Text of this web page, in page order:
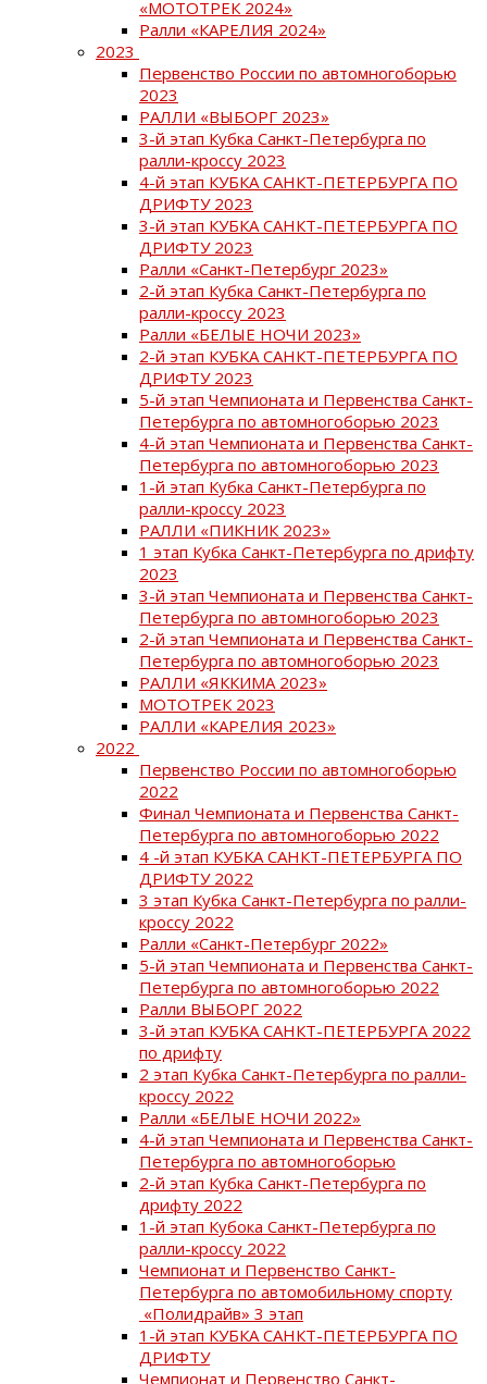
«МОТОТРЕК 2024»
Ралли «КАРЕЛИЯ 2024»
2023
Первенство России по автомногоборью
2023
РАЛЛИ «ВЫБОРГ 2023»
3-й этап Кубка Санкт-Петербурга по
ралли-кроссу 2023
4-й этап КУБКА САНКТ-ПЕТЕРБУРГА ПО
ДРИФТУ 2023
3-й этап КУБКА САНКТ-ПЕТЕРБУРГА ПО
ДРИФТУ 2023
Ралли «Санкт-Петербург 2023»
2-й этап Кубка Санкт-Петербурга по
ралли-кроссу 2023
Ралли «БЕЛЫЕ НОЧИ 2023»
2-й этап КУБКА САНКТ-ПЕТЕРБУРГА ПО
ДРИФТУ 2023
5-й этап Чемпионата и Первенства Санкт-
Петербурга по автомногоборью 2023
4-й этап Чемпионата и Первенства Санкт-
Петербурга по автомногоборью 2023
1-й этап Кубка Санкт-Петербурга по
ралли-кроссу 2023
РАЛЛИ «ПИКНИК 2023»
1 этап Кубка Санкт-Петербурга по дрифту
2023
3-й этап Чемпионата и Первенства Санкт-
Петербурга по автомногоборью 2023
2-й этап Чемпионата и Первенства Санкт-
Петербурга по автомногоборью 2023
РАЛЛИ «ЯККИМА 2023»
МОТОТРЕК 2023
РАЛЛИ «КАРЕЛИЯ 2023»
2022
Первенство России по автомногоборью
2022
Финал Чемпионата и Первенства Санкт-
Петербурга по автомногоборью 2022
4 -й этап КУБКА САНКТ-ПЕТЕРБУРГА ПО
ДРИФТУ 2022
3 этап Кубка Санкт-Петербурга по ралли-
кроссу 2022
Ралли «Санкт-Петербург 2022»
5-й этап Чемпионата и Первенства Санкт-
Петербурга по автомногоборью 2022
Ралли ВЫБОРГ 2022
3-й этап КУБКА САНКТ-ПЕТЕРБУРГА 2022
по дрифту
2 этап Кубка Санкт-Петербурга по ралли-
кроссу 2022
Ралли «БЕЛЫЕ НОЧИ 2022»
4-й этап Чемпионата и Первенства Санкт-
Петербурга по автомногоборью
2-й этап Кубка Санкт-Петербурга по
дрифту 2022
1-й этап Кубока Санкт-Петербурга по
ралли-кроссу 2022
Чемпионат и Первенство Санкт-
Петербурга по автомобильному спорту
«Полидрайв» 3 этап
1-й этап КУБКА САНКТ-ПЕТЕРБУРГА ПО
ДРИФТУ
Чемпионат и Первенство Санкт-